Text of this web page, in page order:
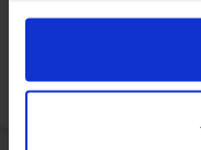
Logga in för att handla